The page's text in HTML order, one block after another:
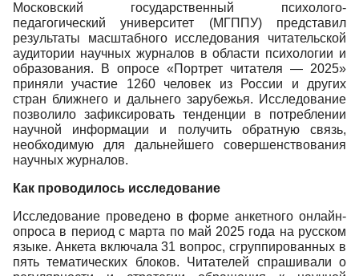
Московский государственный психолого-
педагогический университет (МГППУ) представил
результаты масштабного исследования читательской
аудитории научных журналов в области психологии и
образования. В опросе «Портрет читателя — 2025»
приняли участие 1260 человек из России и других
стран ближнего и дальнего зарубежья. Исследование
позволило зафиксировать тенденции в потреблении
научной информации и получить обратную связь,
необходимую для дальнейшего совершенствования
научных журналов.
Как проводилось исследование
Исследование проведено в форме анкетного онлайн-
опроса в период с марта по май 2025 года на русском
языке. Анкета включала 31 вопрос, сгруппированных в
пять тематических блоков. Читателей спрашивали о